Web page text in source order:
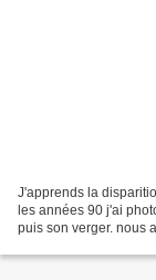
J'apprends la
les années 90 j'ai
puis son verger. nous